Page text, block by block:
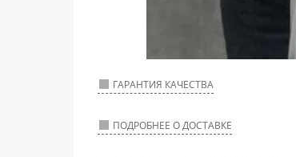
ГАРАНТИЯ КАЧЕСТВА
ПОДРОБНЕЕ О ДОСТАВКЕ